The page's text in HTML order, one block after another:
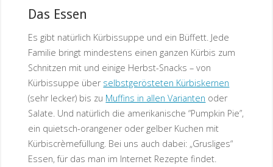
Das Essen
Es gibt natürlich Kürbissuppe und ein Büffett. Jede
Familie bringt mindestens einen ganzen Kürbis zum
Schnitzen mit und einige Herbst-Snacks – von
Kürbissuppe über selbstgerösteten Kürbiskernen
(sehr lecker) bis zu Muffins in allen Varianten oder
Salate. Und natürlich die amerikanische “Pumpkin Pie”,
ein quietsch-orangener oder gelber Kuchen mit
Kürbiscrèmefüllung. Bei uns auch dabei: „Grusliges“
Essen, für das man im Internet Rezepte findet.